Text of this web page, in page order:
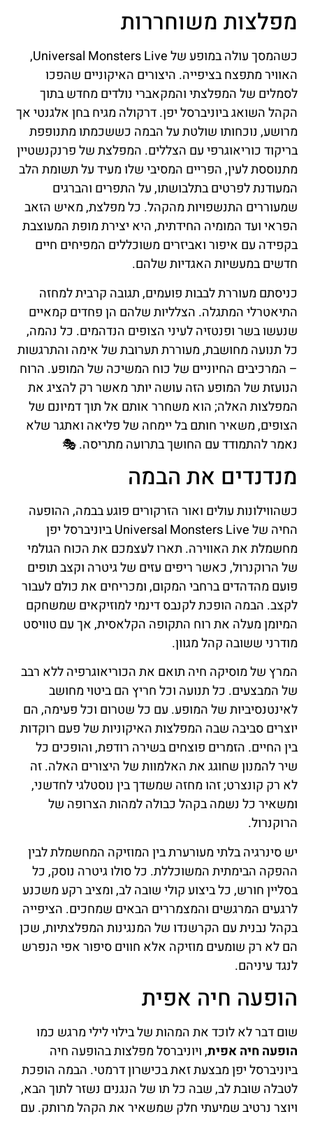
מפלצות משוחררות
כשהמסך עולה במופע של Universal Monsters Live,
האוויר מתפצח בציפייה. היצורים האיקוניים שהפכו
לסמלים של המפלצתי והמקאברי נולדים מחדש בתוך
הקהל השואג ביוניברסל יפן. דרקולה מגיח בחן אלגנטי אך
מרושע, נוכחותו שולטת על הבמה כששכמתו מתנופפת
בריקוד כוריאוגרפי עם הצללים. המפלצת של פרנקנשטיין
מתנוססת לעין, הפריים המסיבי שלו מעיד על תשומת הלב
המעודנת לפרטים בתלבושתו, על התפרים והברגים
שמעוררים התנשפויות מהקהל. כל מפלצת, מאיש הזאב
הפראי ועד המומיה החידתית, היא יצירת מופת המעוצבת
בקפידה עם איפור ואביזרים משוכללים המפיחים חיים
חדשים במעשיות האגדיות שלהם.
כניסתם מעוררת לבבות פועמים, תגובה קרבית למחזה
התיאטרלי המתגלה. הצלליות שלהם הן פחדים קמאיים
שנעשו בשר ופנטזיה לעיני הצופים הנדהמים. כל נהמה,
כל תנועה מחושבת, מעוררת תערובת של אימה והתרגשות
– המרכיבים החיוניים של כוח המשיכה של המופע. הרוח
הנועזת של המופע הזה עושה יותר מאשר רק להציג את
המפלצות האלה; הוא משחרר אותם אל תוך דמיונם של
הצופים, משאיר חותם בל יימחה של פליאה ואתגר שלא
נאמר להתמודד עם החושך בתרועה מתריסה. 🎭
מנדנדים את הבמה
כשהווילונות עולים ואור הזרקורים פוגע בבמה, ההופעה
החיה של Universal Monsters Live ביוניברסל יפן
מחשמלת את האווירה. תארו לעצמכם את הכוח הגולמי
של הרוקנרול, כאשר ריפים עזים של גיטרה וקצב תופים
פועם מהדהדים ברחבי המקום, ומכריחים את כולם לעבור
לקצב. הבמה הופכת לקנבס דינמי למוזיקאים שמשחקם
המיומן מעלה את רוח התקופה הקלאסית, אך עם טוויסט
מודרני ששובה קהל מגוון.
המרץ של מוסיקה חיה תואם את הכוריאוגרפיה ללא רבב
של המבצעים. כל תנועה וכל חריץ הם ביטוי מחושב
לאינטנסיביות של המופע. עם כל שטרום וכל פעימה, הם
יוצרים סביבה שבה המפלצות האיקוניות של פעם רוקדות
בין החיים. הזמרים פוצחים בשירה רודפת, והופכים כל
שיר להמנון שחוגג את האלמוות של היצורים האלה. זה
לא רק קונצרט; זהו מחזה שמשדך בין נוסטלגי לחדשני,
ומשאיר כל נשמה בקהל כבולה למהות הצרופה של
הרוקנרול.
יש סינרגיה בלתי מעורערת בין המוזיקה המחשמלת לבין
ההפקה הבימתית המשוכללת. כל סולו גיטרה נוסק, כל
בסליין חורש, כל ביצוע קולי שובה לב, ומציב רקע משכנע
לרגעים המרגשים והמצמררים הבאים שמחכים. הציפייה
בקהל נבנית עם הקרשנדו של המנגינות המפלצתיות, שכן
הם לא רק שומעים מוזיקה אלא חווים סיפור אפי הנפרש
לנגד עיניהם.
הופעה חיה אפית
שום דבר לא לוכד את המהות של בילוי לילי מרגש כמו
הופעה חיה אפית, ויוניברסל מפלצות בהופעה חיה
ביוניברסל יפן מבצעת זאת בכישרון דרמטי. הבמה הופכת
לטבלה שובת לב, שבה כל תו של הנגנים נשזר לתוך הבא,
ויוצר נרטיב שמיעתי חלק שמשאיר את הקהל מרותק. עם